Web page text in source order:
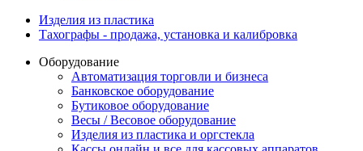
Изделия из пластика
Тахографы - продажа, установка и калибровка
Оборудование
Автоматизация торговли и бизнеса
Банковское оборудование
Бутиковое оборудование
Весы / Весовое оборудование
Изделия из пластика и оргстекла